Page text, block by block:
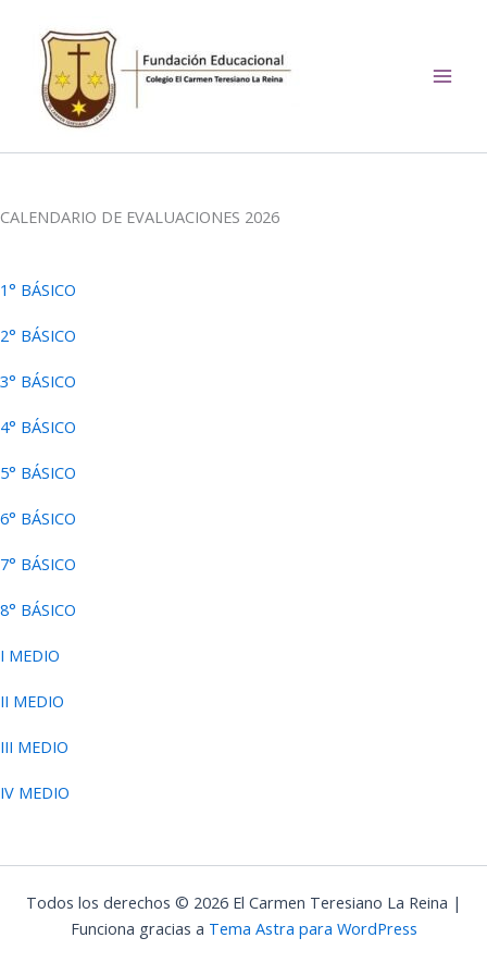
contenido
CALENDARIO DE EVALUACIONES 2026
1° BÁSICO
2° BÁSICO
3° BÁSICO
4° BÁSICO
5° BÁSICO
6° BÁSICO
7° BÁSICO
8° BÁSICO
I MEDIO
II MEDIO
III MEDIO
IV MEDIO
Todos los derechos © 2026 El Carmen Teresiano La Reina |
Funciona gracias a Tema Astra para WordPress